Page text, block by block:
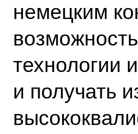
немецким
технологии
и получать